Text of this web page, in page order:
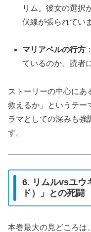
リム。彼女の選択
伏線が張られてい
マリアベルの行方
ているのか。読者
ストーリーの中心にあ
救えるか」というテー
ラマとしての深みも強
す。
6. リムルvsユウ
ド）」との死闘
本巻最大の見どころは